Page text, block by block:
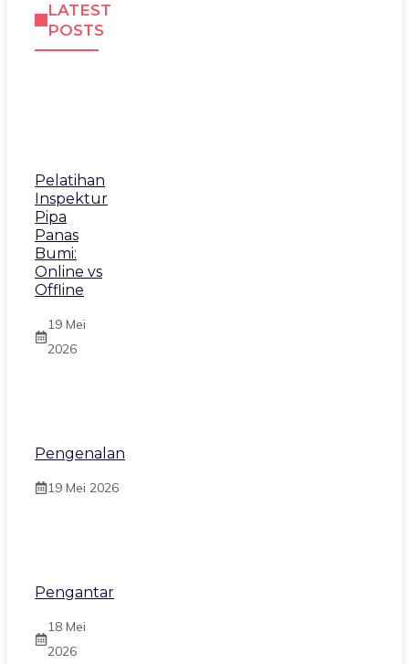
LATEST
POSTS
Pelatihan
Inspektur
Pipa
Panas
Bumi:
Online vs
Offline
19 Mei
2026
Pengenalan
19 Mei 2026
Pengantar
18 Mei
2026